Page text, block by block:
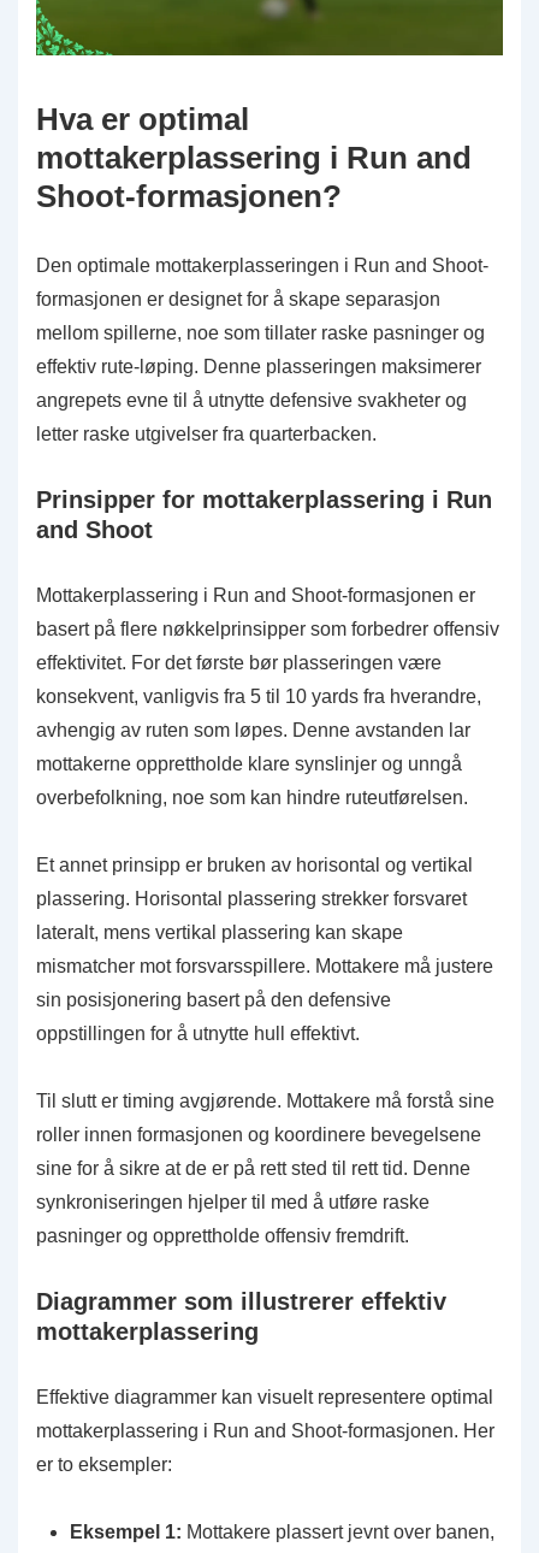
Hva er optimal
mottakerplassering i Run and
Shoot-formasjonen?
Den optimale mottakerplasseringen i Run and Shoot-
formasjonen er designet for å skape separasjon
mellom spillerne, noe som tillater raske pasninger og
effektiv rute-løping. Denne plasseringen maksimerer
angrepets evne til å utnytte defensive svakheter og
letter raske utgivelser fra quarterbacken.
Prinsipper for mottakerplassering i Run
and Shoot
Mottakerplassering i Run and Shoot-formasjonen er
basert på flere nøkkelprinsipper som forbedrer offensiv
effektivitet. For det første bør plasseringen være
konsekvent, vanligvis fra 5 til 10 yards fra hverandre,
avhengig av ruten som løpes. Denne avstanden lar
mottakerne opprettholde klare synslinjer og unngå
overbefolkning, noe som kan hindre ruteutførelsen.
Et annet prinsipp er bruken av horisontal og vertikal
plassering. Horisontal plassering strekker forsvaret
lateralt, mens vertikal plassering kan skape
mismatcher mot forsvarsspillere. Mottakere må justere
sin posisjonering basert på den defensive
oppstillingen for å utnytte hull effektivt.
Til slutt er timing avgjørende. Mottakere må forstå sine
roller innen formasjonen og koordinere bevegelsene
sine for å sikre at de er på rett sted til rett tid. Denne
synkroniseringen hjelper til med å utføre raske
pasninger og opprettholde offensiv fremdrift.
Diagrammer som illustrerer effektiv
mottakerplassering
Effektive diagrammer kan visuelt representere optimal
mottakerplassering i Run and Shoot-formasjonen. Her
er to eksempler:
Eksempel 1: Mottakere plassert jevnt over banen,